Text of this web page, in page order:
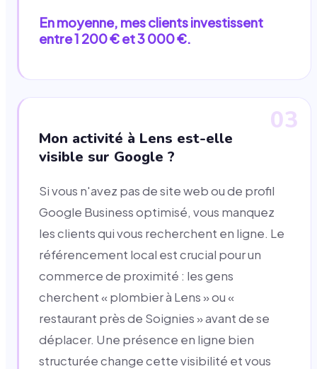
En moyenne, mes clients investissent
entre 1 200 € et 3 000 €.
03
Mon activité à Lens est-elle
visible sur Google ?
Si vous n'avez pas de site web ou de profil
Google Business optimisé, vous manquez
les clients qui vous recherchent en ligne. Le
référencement local est crucial pour un
commerce de proximité : les gens
cherchent « plombier à Lens » ou «
restaurant près de Soignies » avant de se
déplacer. Une présence en ligne bien
structurée change cette visibilité et vous